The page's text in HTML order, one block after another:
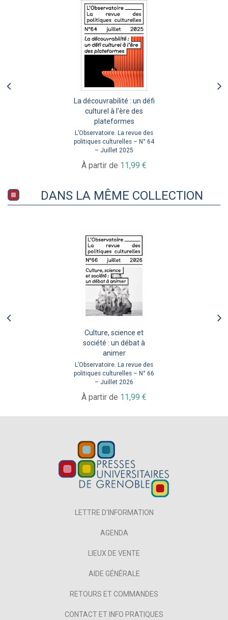
La découvrabilité : un défi
culturel à l'ère des
plateformes
L’Observatoire. La revue des
politiques culturelles – N° 64
– Juillet 2025
À partir de 11,99 €
DANS LA MÊME COLLECTION
Culture, science et
société : un débat à
animer
L’Observatoire. La revue des
politiques culturelles – N° 66
– Juillet 2026
À partir de 11,99 €
LETTRE D'INFORMATION
AGENDA
LIEUX DE VENTE
AIDE GÉNÉRALE
RETOURS ET COMMANDES
CONTACT ET INFO PRATIQUES